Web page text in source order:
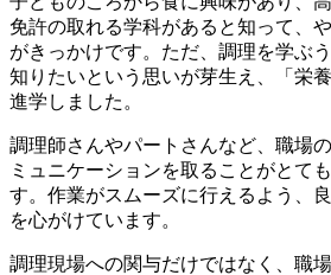
免許の取れる学科があると知って、
がきっかけです。ただ、調理を学ぶ
知りたいという思いが芽生え、「栄
進学しました。
調理師さんやパートさんなど、職場
ミュニケーションを取ることがとて
す。 作業がスムーズに行えるよう、
を心がけています。
調理現場への関与だけではなく、職